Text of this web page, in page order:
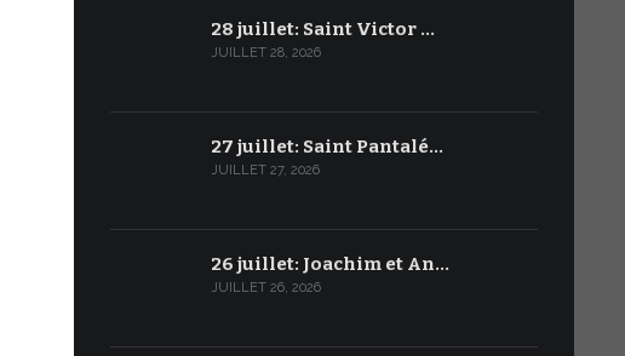
28 juillet: Saint Victor …
JUILLET 28, 2026
27 juillet: Saint Pantalé…
JUILLET 27, 2026
26 juillet: Joachim et An…
JUILLET 26, 2026